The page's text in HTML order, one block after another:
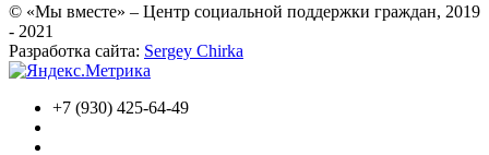
© «Мы вместе» – Центр социальной поддержки граждан, 2019
- 2021
Разработка сайта: Sergey Chirka
+7 (930) 425-64-49